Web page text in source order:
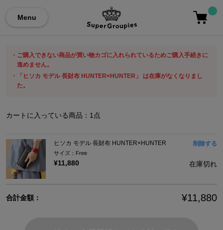
Menu
ご購入できない商品が買い物カゴに入れられているためご購入手続きに
進めません。
「ヒソカ モデル 長財布 HUNTER×HUNTER」 は在庫がなくなりまし
た。
カートに入っている商品： 1 点
ヒソカ モデル 長財布 HUNTER×HUNTER
サイズ：Free
¥11,880
削除する
在庫切れ
合計金額： ¥11,880